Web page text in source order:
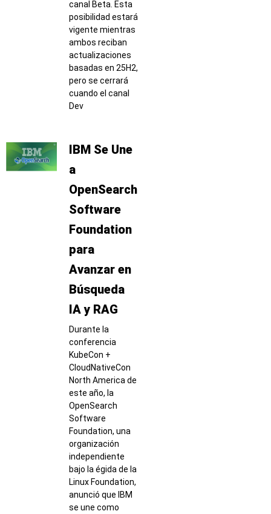
canal Beta. Esta
posibilidad estará
vigente mientras
ambos reciban
actualizaciones
basadas en 25H2,
pero se cerrará
cuando el canal
Dev
IBM Se Une
a
OpenSearch
Software
Foundation
para
Avanzar en
Búsqueda
IA y RAG
Durante la
conferencia
KubeCon +
CloudNativeCon
North America de
este año, la
OpenSearch
Software
Foundation, una
organización
independiente
bajo la égida de la
Linux Foundation,
anunció que IBM
se une como